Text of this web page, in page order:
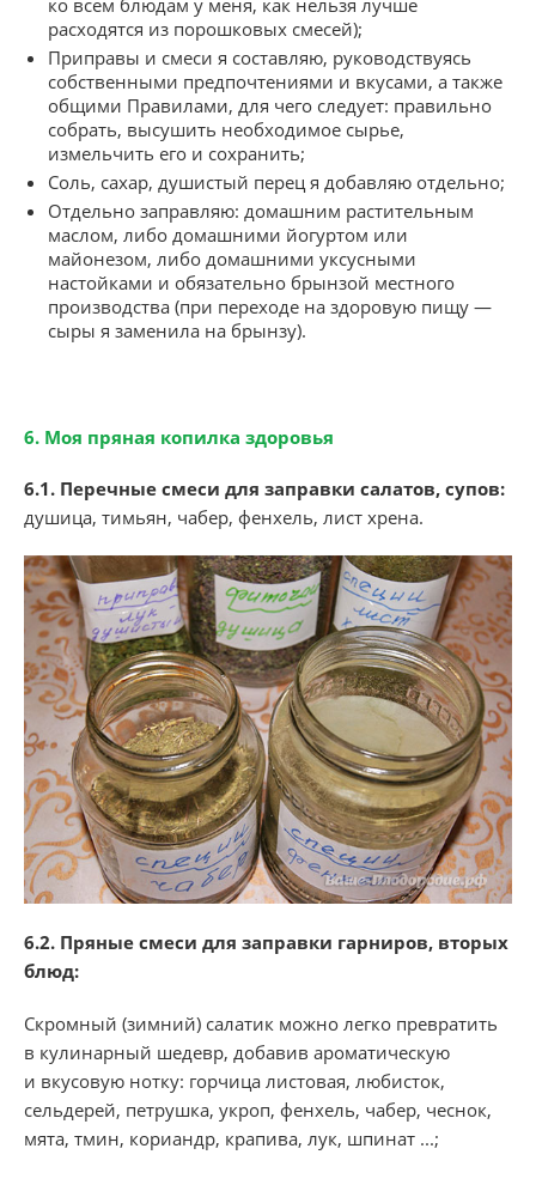
расходятся из порошковых смесей);
Приправы и смеси я составляю, руководствуясь
собственными предпочтениями и вкусами, а также
общими Правилами, для чего следует: правильно
собрать, высушить необходимое сырье,
измельчить его и сохранить;
Соль, сахар, душистый перец я добавляю отдельно;
Отдельно заправляю: домашним растительным
маслом, либо домашними йогуртом или
майонезом, либо домашними уксусными
настойками и обязательно брынзой местного
производства (при переходе на здоровую пищу —
сыры я заменила на брынзу).
6. Моя пряная копилка здоровья
6.1. Перечные смеси для заправки салатов, супов:
душица, тимьян, чабер, фенхель, лист хрена.
6.2. Пряные смеси для заправки гарниров, вторых
блюд:
Скромный (зимний) салатик можно легко превратить
в кулинарный шедевр, добавив ароматическую
и вкусовую нотку: горчица листовая, любисток,
сельдерей, петрушка, укроп, фенхель, чабер, чеснок,
мята, тмин, кориандр, крапива, лук, шпинат ...;